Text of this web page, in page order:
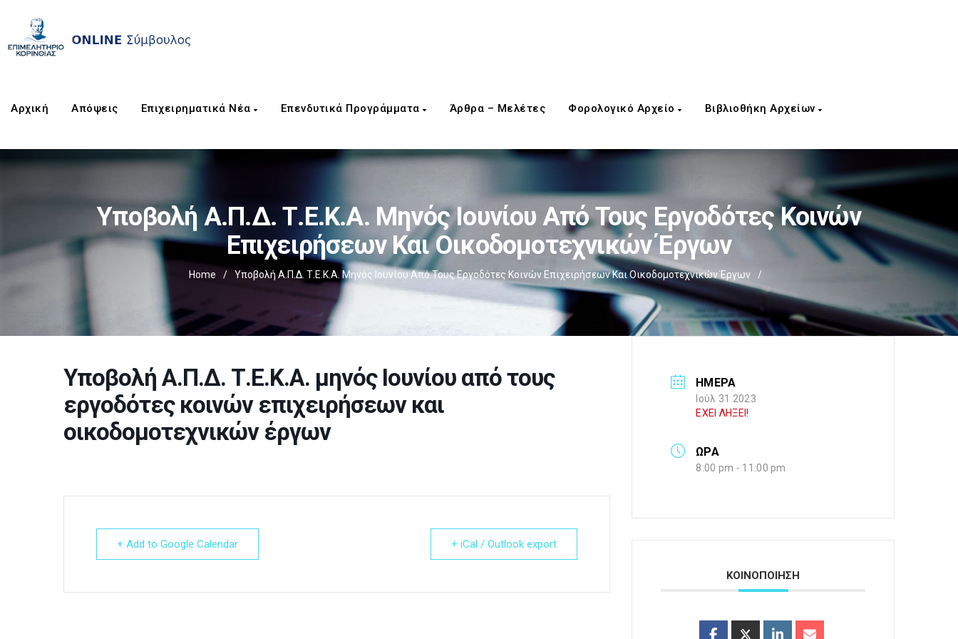
Αρχική Απόψεις Επιχειρηματικά Νέα Επενδυτικά Προγράμματα Άρθρα – Μελέτες Φορολογικό Αρχείο Βιβλιοθήκη Αρχείων
Υποβολή Α.Π.Δ. Τ.Ε.Κ.Α. Μηνός Ιουνίου Από Τους Εργοδότες Κοινών
Επιχειρήσεων Και Οικοδομοτεχνικών Έργων
Home / Υποβολή Α.Π.Δ. Τ.Ε.Κ.Α. Μηνός Ιουνίου Από Τους Εργοδότες Κοινών Επιχειρήσεων Και Οικοδομοτεχνικών Έργων /
Υποβολή Α.Π.Δ. Τ.Ε.Κ.Α. μηνός Ιουνίου από τους
εργοδότες κοινών επιχειρήσεων και
οικοδομοτεχνικών έργων
+ Add to Google Calendar + iCal / Outlook export
ΗΜΕΡΑ
Ιούλ 31 2023
ΕΧΕΙ ΛΗΞΕΙ!
ΩΡΑ
8:00 pm - 11:00 pm
ΚΟΙΝΟΠΟΙΗΣΗ